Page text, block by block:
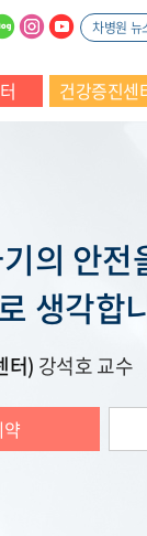
차병원 뉴
건강증진센
의 안전
생각합
터) 강석호교수